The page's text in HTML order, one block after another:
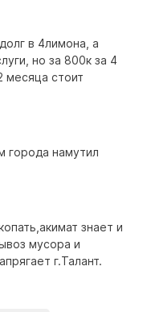
в 4лимона, а
но за 800к за 4
месяца стоит
города намутил
знает и
мусора и
г.Талант.